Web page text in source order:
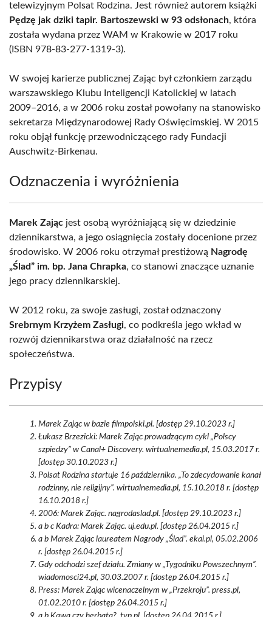
telewizyjnym Polsat Rodzina. Jest również autorem książki
Pędzę jak dziki tapir. Bartoszewski w 93 odsłonach, która
została wydana przez WAM w Krakowie w 2017 roku
(ISBN 978-83-277-1319-3).
W swojej karierze publicznej Zając był członkiem zarządu
warszawskiego Klubu Inteligencji Katolickiej w latach
2009–2016, a w 2006 roku został powołany na stanowisko
sekretarza Międzynarodowej Rady Oświęcimskiej. W 2015
roku objął funkcję przewodniczącego rady Fundacji
Auschwitz-Birkenau.
Odznaczenia i wyróżnienia
Marek Zając jest osobą wyróżniającą się w dziedzinie
dziennikarstwa, a jego osiągnięcia zostały docenione przez
środowisko. W 2006 roku otrzymał prestiżową Nagrodę
„Ślad” im. bp. Jana Chrapka, co stanowi znaczące uznanie
jego pracy dziennikarskiej.
W 2012 roku, za swoje zasługi, został odznaczony
Srebrnym Krzyżem Zasługi, co podkreśla jego wkład w
rozwój dziennikarstwa oraz działalność na rzecz
społeczeństwa.
Przypisy
Marek Zając w bazie filmpolski.pl. [dostęp 29.10.2023 r.]
Łukasz Brzezicki: Marek Zając prowadzącym cykl „Polscy
szpiedzy” w Canal+ Discovery. wirtualnemedia.pl, 15.03.2017 r.
[dostęp 30.10.2023 r.]
Polsat Rodzina startuje 16 października. „To zdecydowanie kanał
rodzinny, nie religijny”. wirtualnemedia.pl, 15.10.2018 r. [dostęp
16.10.2018 r.]
2006: Marek Zając. nagrodaslad.pl. [dostęp 29.10.2023 r.]
a b c Kadra: Marek Zając. uj.edu.pl. [dostęp 26.04.2015 r.]
a b Marek Zając laureatem Nagrody „Ślad”. ekai.pl, 05.02.2006
r. [dostęp 26.04.2015 r.]
Gdy odchodzi szef działu. Zmiany w „Tygodniku Powszechnym”.
wiadomosci24.pl, 30.03.2007 r. [dostęp 26.04.2015 r.]
Press: Marek Zając wicenaczelnym w „Przekroju”. press.pl,
01.02.2010 r. [dostęp 26.04.2015 r.]